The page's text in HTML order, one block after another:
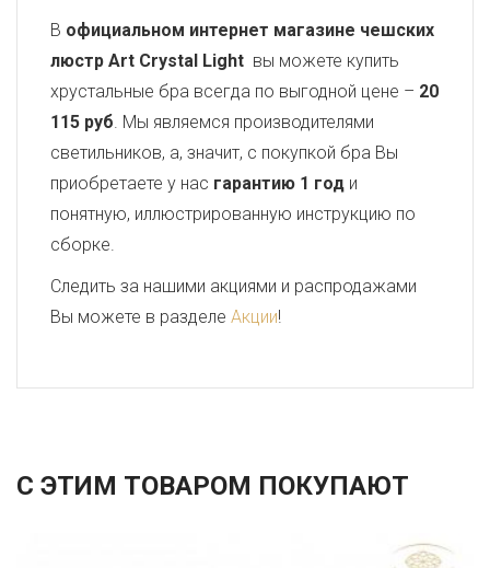
В официальном интернет магазине чешских
люстр Art Crystal Light вы можете купить
хрустальные бра всегда по выгодной цене – 20
115 руб. Мы являемся производителями
светильников, а, значит, с покупкой бра Вы
приобретаете у нас гарантию 1 год и
понятную, иллюстрированную инструкцию по
сборке.
Следить за нашими акциями и распродажами
Вы можете в разделе Акции!
С ЭТИМ ТОВАРОМ ПОКУПАЮТ